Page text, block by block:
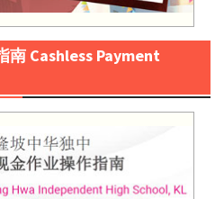
南 Cashless Payment